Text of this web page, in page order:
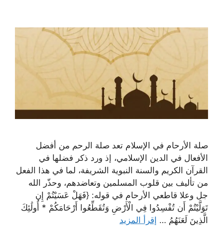
صلة الأرحام في الإسلام تعد صلة الرحم من أفضل
الأفعال في الدين الإسلامي، إذ ورد ذكر فضلها في
القرآن الكريم والسنة النبوية الشريفة، لما في هذا الفعل
من تأليف بين قلوب المسلمين وتعاضدهم، وحذّر الله
جل وعلا قاطعي الأرحام في قوله: {فَهَلْ عَسَيْتُمْ إِن
تَوَلَّيْتُمْ أَن تُفْسِدُوا فِي الْأَرْضِ وَتُقَطِّعُوا أَرْحَامَكُمْ * أُولَٰئِكَ
الَّذِينَ لَعَنَهُمُ … إقرأ المزيد